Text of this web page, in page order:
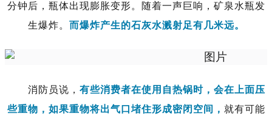
分钟后，瓶体出现膨胀变形。随着一声巨响，矿泉水瓶发
生爆炸。 而爆炸产生的石灰水溅射足有几米远。
消防员说， 有些消费者在使用自热锅时，会在上面压
些重物，如果重物将出气口堵住形成密闭空间， 就有可能